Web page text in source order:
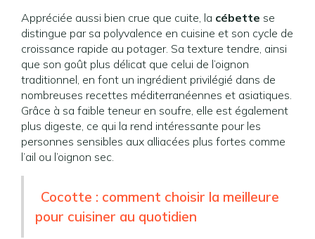
Appréciée aussi bien crue que cuite, la cébette se
distingue par sa polyvalence en cuisine et son cycle de
croissance rapide au potager. Sa texture tendre, ainsi
que son goût plus délicat que celui de l’oignon
traditionnel, en font un ingrédient privilégié dans de
nombreuses recettes méditerranéennes et asiatiques.
Grâce à sa faible teneur en soufre, elle est également
plus digeste, ce qui la rend intéressante pour les
personnes sensibles aux alliacées plus fortes comme
l’ail ou l’oignon sec.
Cocotte : comment choisir la meilleure
pour cuisiner au quotidien